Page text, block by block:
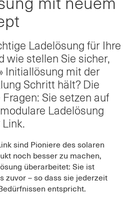
Modulkonzept"
neuemneuem
mit neuem
Ladelösung für Ihre
wie stellen Sie sicher,
Initiallösung mit der
Schritt hält? Die
Sie setzen auf
Ladelösung
Link.
sind Pioniere des solaren
noch besser zu machen,
überarbeitet: Sie ist
zuvor – so dass sie jederzeit
entspricht.